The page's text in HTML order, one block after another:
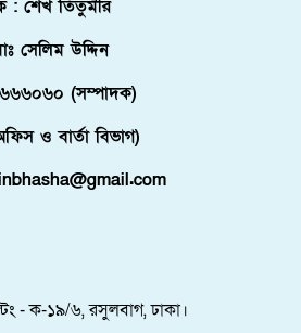
: শেখ তিতুমীর
সেলিম উদ্দিন
(সম্পাদক)
ও বার্তা বিভাগ)
- ক-১৯/৬, রসুলবাগ, ঢাকা।